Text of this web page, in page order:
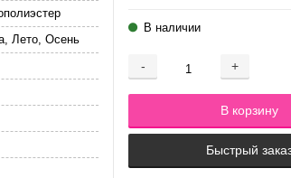
В наличии
- +
Добавляется...
В корзину
Добавлен
Быстрый
Лето, Осень